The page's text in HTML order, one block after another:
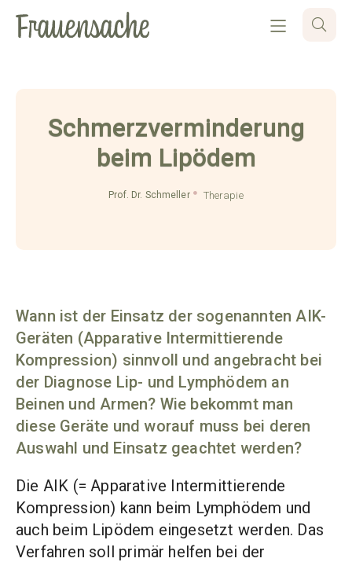
Schmerzverminderung
beim Lipödem
Prof. Dr. Schmeller Therapie
Wann ist der Einsatz der sogenannten AIK-
Geräten (Apparative Intermittierende
Kompression) sinnvoll und angebracht bei
der Diagnose Lip- und Lymphödem an
Beinen und Armen? Wie bekommt man
diese Geräte und worauf muss bei deren
Auswahl und Einsatz geachtet werden?
Die AIK (= Apparative Intermittierende
Kompression) kann beim Lymphödem und
auch beim Lipödem eingesetzt werden. Das
Verfahren soll primär helfen bei der